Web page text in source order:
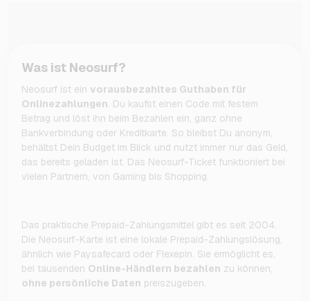
Was ist Neosurf?
Neosurf ist ein vorausbezahltes Guthaben für
Onlinezahlungen. Du kaufst einen Code mit festem
Betrag und löst ihn beim Bezahlen ein, ganz ohne
Bankverbindung oder Kreditkarte. So bleibst Du anonym,
behältst Dein Budget im Blick und nutzt immer nur das Geld,
das bereits geladen ist. Das Neosurf-Ticket funktioniert bei
vielen Partnern, von Gaming bis Shopping.
Das praktische Prepaid-Zahlungsmittel gibt es seit 2004.
Die Neosurf-Karte ist eine lokale Prepaid-Zahlungslösung,
ähnlich wie Paysafecard oder Flexepin. Sie ermöglicht es,
bei tausenden Online-Händlern bezahlen zu können,
ohne persönliche Daten preiszugeben.